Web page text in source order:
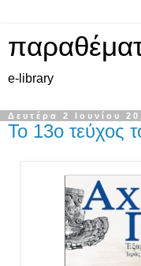
e-library
Δευτέρα 2 Ιουνίου
Το 13ο τεύχος